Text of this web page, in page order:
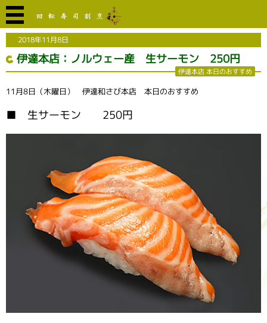
2018年11月8日
伊達本店：ノルウェー産 生サーモン 250円
伊達本店 本日のおすすめ
11月8日（木曜日） 伊達和さび本店 本日のおすすめ
■ 生サーモン 250円